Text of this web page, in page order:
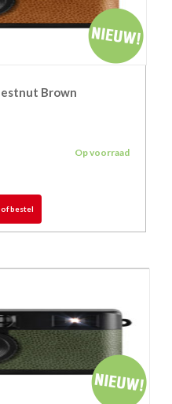
Brown
Op voorraad
bestel